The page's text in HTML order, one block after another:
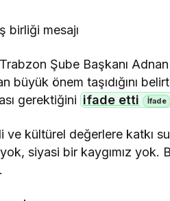
birliği mesajı
Şube Başkanı
büyük önem taşıdığını
gerektiğini ifade etti
ve kültürel değerlere katkı
siyasi bir kaygımız yok.